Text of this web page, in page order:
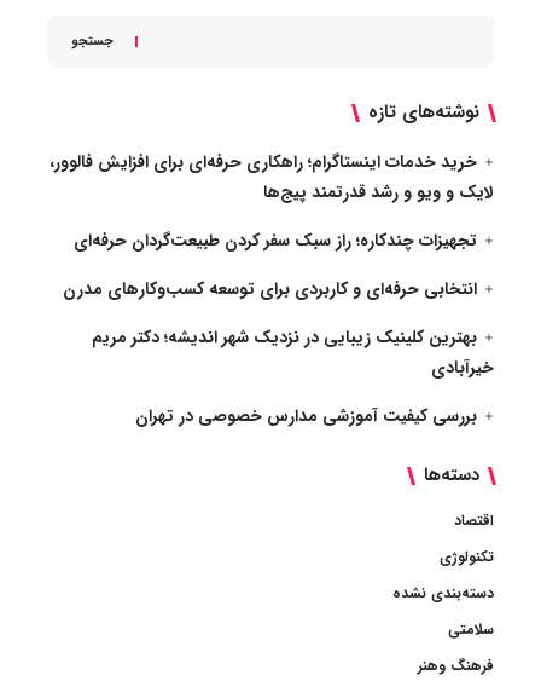
جستجو
نوشته‌های تازه
خرید خدمات اینستاگرام؛ راهکاری حرفه‌ای برای افزایش فالوور،
لایک و ویو و رشد قدرتمند پیج‌ها
تجهیزات چندکاره؛ راز سبک سفر کردن طبیعت‌گردان حرفه‌ای
انتخابی حرفه‌ای و کاربردی برای توسعه کسب‌وکارهای مدرن
بهترین کلینیک زیبایی در نزدیک شهر اندیشه؛ دکتر مریم
خیرآبادی
بررسی کیفیت آموزشی مدارس خصوصی در تهران
دسته‌ها
اقتصاد
تکنولوژی
دسته‌بندی نشده
سلامتی
فرهنگ وهنر